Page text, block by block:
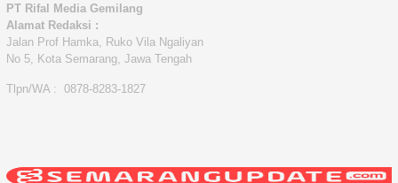
PT Rifal Media Gemilang
Alamat Redaksi :
Jalan Prof Hamka, Ruko Vila Ngaliyan
No 5, Kota Semarang, Jawa Tengah
Tlpn/WA : 0878-8283-1827